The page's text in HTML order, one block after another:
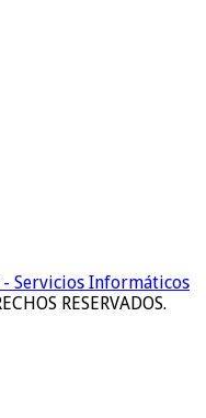
- Servicios Informáticos
RESERVADOS.